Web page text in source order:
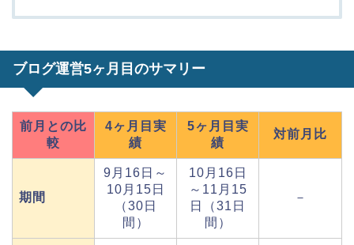
ブログ運営5ヶ月目のサマリー
前月との比
較
4ヶ月目実
績
5ヶ月目実
績
対前月比
期間
9月16日～
10月15日
（30日
間）
10月16日
～11月15
日（31日
間）
－